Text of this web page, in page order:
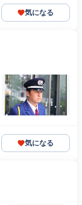
気になる
気になる